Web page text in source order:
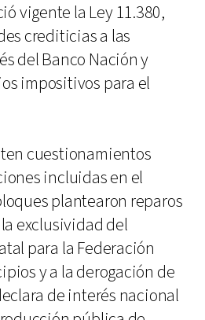
vigente la Ley 11.380,
crediticias a las
del Banco Nación y
impositivos para el
cuestionamientos
incluidas en el
plantearon reparos
exclusividad del
para la Federación
y a la derogación de
de interés nacional